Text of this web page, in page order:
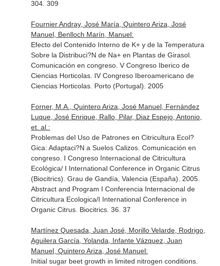
304. 309
Fournier Andray, José María, Quintero Ariza, José
Manuel, Benlloch Marín, Manuel:
Efecto del Contenido Interno de K+ y de la Temperatura
Sobre la Distribuci?N de Na+ en Plantas de Girasol.
Comunicación en congreso. V Congreso Iberico de
Ciencias Horticolas. IV Congreso Iberoamericano de
Ciencias Horticolas. Porto (Portugal). 2005
Forner, M.A., Quintero Ariza, José Manuel, Fernández
Luque, José Enrique, Rallo, Pilar, Diaz Espejo, Antonio,
et. al.:
Problemas del Uso de Patrones en Citricultura Ecol?
Gica: Adaptaci?N a Suelos Calizos. Comunicación en
congreso. I Congreso Internacional de Citricultura
Ecológica/ I International Conference in Organic Citrus
(Biocitrics). Grau de Gandía, Valencia (España). 2005.
Abstract and Program I Conferencia Internacional de
Citricultura Ecologica/I International Conference in
Organic Citrus. Biocitrics. 36. 37
Martínez Quesada, Juan José, Morillo Velarde, Rodrigo,
Aguilera García, Yolanda, Infante Vázquez, Juan
Manuel, Quintero Ariza, José Manuel:
Initial sugar beet growth in limited nitrogen conditions.